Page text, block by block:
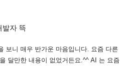
발자 뜩
보니 매우 반가운 마음입니다. 요즘 다른
달만한 내용이 없었거든요.^^ AI 는 요즘